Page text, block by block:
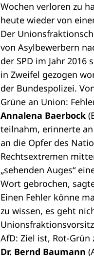
Wochen verloren zu
heute wieder von
Der
von Asylbewerbern
der SPD im Jahr
in Zweifel gezogen
der Bundespolizei.
Grüne an Union:
Annalena Baerbock
teilnahm, erinnerte
an die Opfer des
Rechtsextremen
„sehenden Auges“
Wort gebrochen,
Einen Fehler könne
zu wissen, es geht
AfD: Ziel ist, Rot-Grün
Dr. Bernd Baumann